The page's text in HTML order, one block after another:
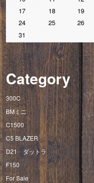
17
18 19
24
25 26
31
Category
300C
BMミニ
C1500
C5 BLAZER
D21 ダットラ
F150
For Sale